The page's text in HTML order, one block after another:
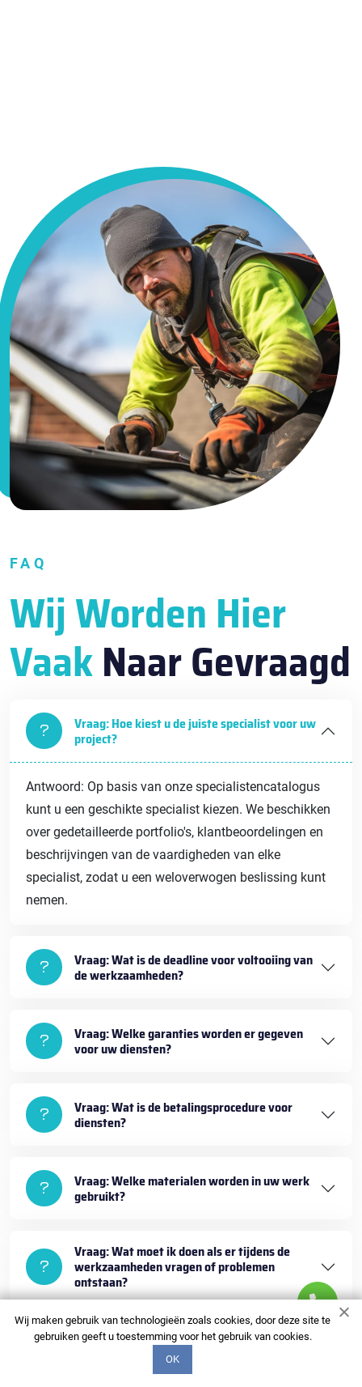
FAQ
Wij Worden Hier
VaakNaar Gevraagd
Vraag: Hoe kiest u de juiste specialist voor uw
project?
Antwoord: Op basis van onze specialistencatalogus
kunt u een geschikte specialist kiezen. We beschikken
over gedetailleerde portfolio's, klantbeoordelingen en
beschrijvingen van de vaardigheden van elke
specialist, zodat u een weloverwogen beslissing kunt
nemen.
Vraag: Wat is de deadline voor voltooiing van
de werkzaamheden?
Vraag: Welke garanties worden er gegeven
voor uw diensten?
Vraag: Wat is de betalingsprocedure voor
diensten?
Vraag: Welke materialen worden in uw werk
gebruikt?
Vraag: Wat moet ik doen als er tijdens de
werkzaamheden vragen of problemen
ontstaan?
Wij maken gebruik van technologieën zoals cookies, door deze site te
gebruiken geeft u toestemming voor het gebruik van cookies.
OK